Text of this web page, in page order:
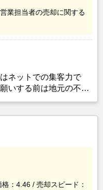
営業担当者の売却に関する
ネットでの集客力で
いする前は地元の不動
んでした。そこでそれ
いるランドネットにお
：4.46 / 売却スピード：